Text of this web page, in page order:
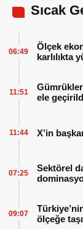
Sıcak
Ölçek
karlılıkta
06:49
ele
11:51
X’in
11:44
Sektörel
07:25
ölçeğe
09:07